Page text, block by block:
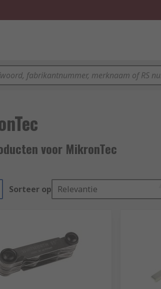
voor MikronTec
Sorteer op Relevantie